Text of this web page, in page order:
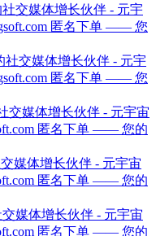
交媒体增长伙伴 - 元宇
匿名下单 —— 您
交媒体增长伙伴 - 元宇
匿名下单 —— 您
交媒体增长伙伴 - 元宇宙
匿名下单 —— 您的
媒体增长伙伴 - 元宇宙
匿名下单 —— 您的
媒体增长伙伴 - 元宇宙
匿名下单 —— 您的